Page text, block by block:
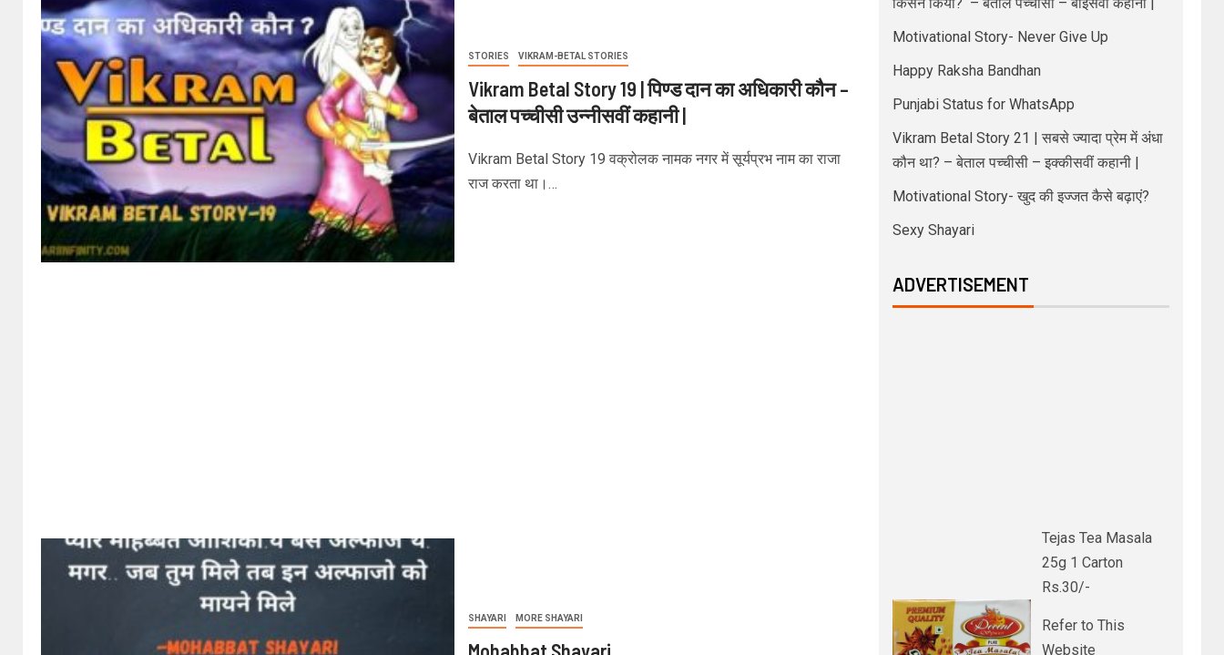
STORIES VIKRAM-BETAL STORIES
Vikram Betal Story 19 | पिण्ड दान का अधिकारी कौन –
बेताल पच्चीसी उन्नीसवीं कहानी |
Vikram Betal Story 19 वक्रोलक नामक नगर में सूर्यप्रभ नाम का राजा
राज करता था।…
SHAYARI MORE SHAYARI
Motivational Story- Never Give Up
Happy Raksha Bandhan
Punjabi Status for WhatsApp
Vikram Betal Story 21 | सबसे ज्यादा प्रेम में अंधा
कौन था? – बेताल पच्चीसी – इक्कीसवीं कहानी |
Motivational Story- खुद की इज्जत कैसे बढ़ाएं?
Sexy Shayari
ADVERTISEMENT
Tejas Tea Masala
25g 1 Carton
Rs.30/-
Refer to This
Website